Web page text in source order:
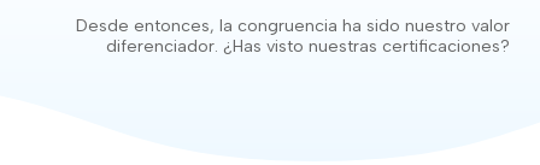
Desde entonces, la congruencia ha sido nuestro valor
diferenciador. ¿Has visto nuestras certificaciones?